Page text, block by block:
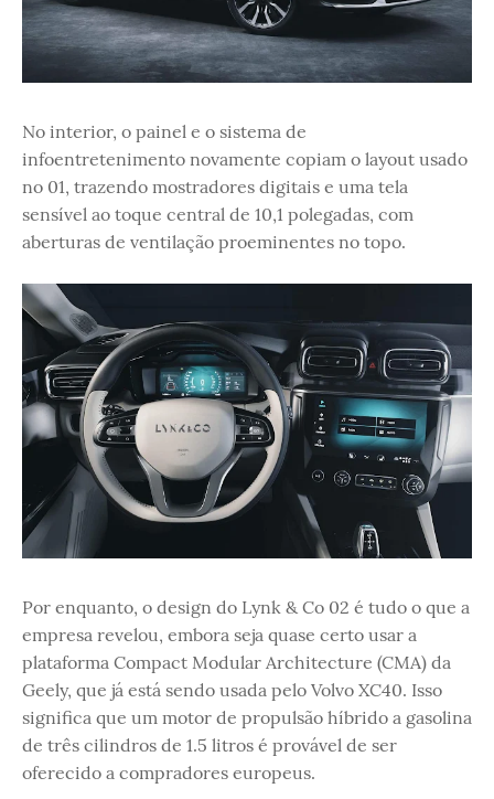
No interior, o painel e o sistema de
infoentretenimento novamente copiam o layout usado
no 01, trazendo mostradores digitais e uma tela
sensível ao toque central de 10,1 polegadas, com
aberturas de ventilação proeminentes no topo.
Por enquanto, o design do Lynk & Co 02 é tudo o que a
empresa revelou, embora seja quase certo usar a
plataforma Compact Modular Architecture (CMA) da
Geely, que já está sendo usada pelo Volvo XC40. Isso
significa que um motor de propulsão híbrido a gasolina
de três cilindros de 1.5 litros é provável de ser
oferecido a compradores europeus.